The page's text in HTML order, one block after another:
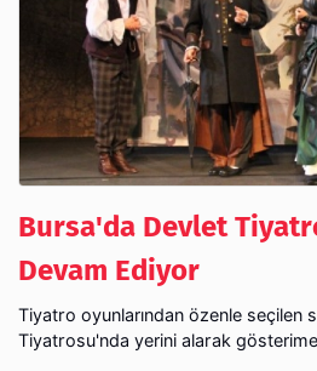
Bursa'da Devlet
Devam Ediyor
Tiyatro oyunlarından özenle seçilen
Tiyatrosu'nda yerini alarak